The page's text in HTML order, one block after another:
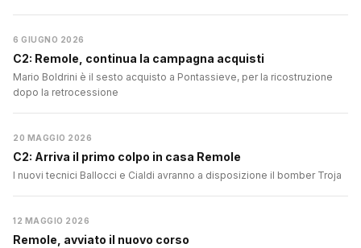
6 GIUGNO 2026
C2: Remole, continua la campagna acquisti
Mario Boldrini è il sesto acquisto a Pontassieve, per la ricostruzione
dopo la retrocessione
20 MAGGIO 2026
C2: Arriva il primo colpo in casa Remole
I nuovi tecnici Ballocci e Cialdi avranno a disposizione il bomber Troja
12 MAGGIO 2026
Remole, avviato il nuovo corso